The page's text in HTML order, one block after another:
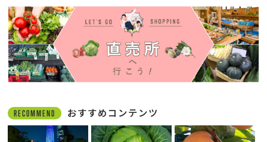
RECOMMEND おすすめコンテンツ